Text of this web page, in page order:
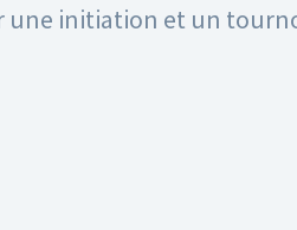
initiation et un